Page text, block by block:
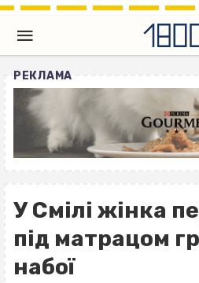
РЕКЛАМА
У Смілі жінка
під матрацом
набої